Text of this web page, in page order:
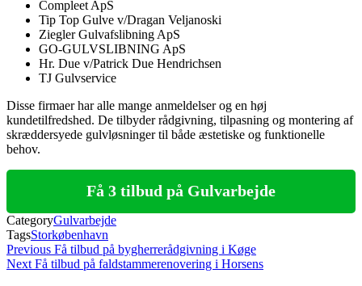
Compleet ApS
Tip Top Gulve v/Dragan Veljanoski
Ziegler Gulvafslibning ApS
GO-GULVSLIBNING ApS
Hr. Due v/Patrick Due Hendrichsen
TJ Gulvservice
Disse firmaer har alle mange anmeldelser og en høj
kundetilfredshed. De tilbyder rådgivning, tilpasning og montering af
skræddersyede gulvløsninger til både æstetiske og funktionelle
behov.
Få 3 tilbud på Gulvarbejde
CategoryGulvarbejde
TagsStorkøbenhavn
Indlægsnavigation
Previous
Post
Previous Få tilbud på bygherrerådgivning i Køge
Next
Next Få tilbud på faldstammerenovering i Horsens